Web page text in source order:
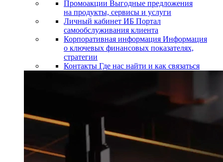
Промоакции Выгодные предложения
на продукты, сервисы и услуги
Личный кабинет ИБ Портал
самообслуживания клиента
Корпоративная информация Информация
о ключевых финансовых показателях,
стратегии
Контакты Где нас найти и как связаться